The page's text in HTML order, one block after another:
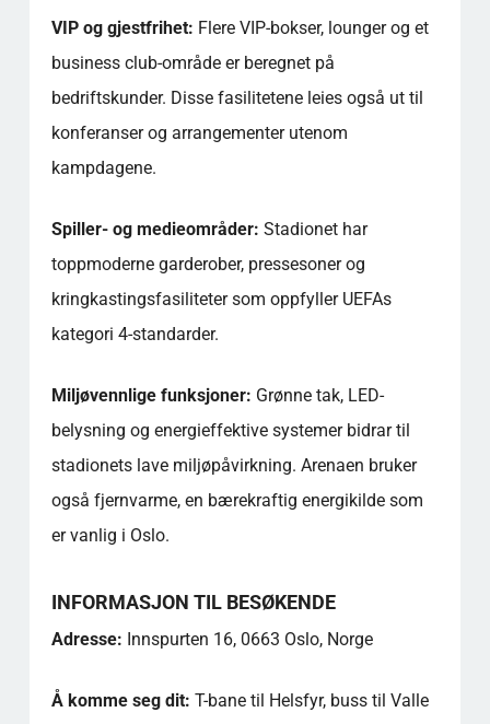
VIP og gjestfrihet: Flere VIP-bokser, lounger og et
business club-område er beregnet på
bedriftskunder. Disse fasilitetene leies også ut til
konferanser og arrangementer utenom
kampdagene.
Spiller- og medieområder: Stadionet har
toppmoderne garderober, pressesoner og
kringkastingsfasiliteter som oppfyller UEFAs
kategori 4-standarder.
Miljøvennlige funksjoner: Grønne tak, LED-
belysning og energieffektive systemer bidrar til
stadionets lave miljøpåvirkning. Arenaen bruker
også fjernvarme, en bærekraftig energikilde som
er vanlig i Oslo.
INFORMASJON TIL BESØKENDE
Adresse: Innspurten 16, 0663 Oslo, Norge
Å komme seg dit: T-bane til Helsfyr, buss til Valle